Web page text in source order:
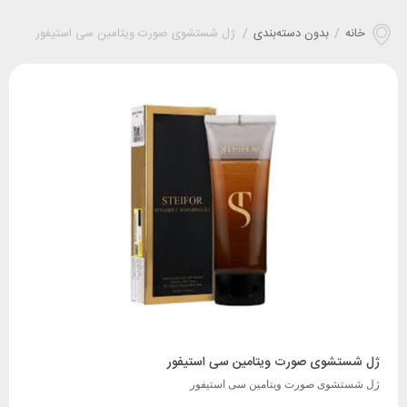
خانه / بدون دسته‌بندی / ژل شستشوی صورت ویتامین سی استیفور
ژل شستشوی صورت ویتامین سی استیفور
ژل شستشوی صورت ویتامین سی استیفور